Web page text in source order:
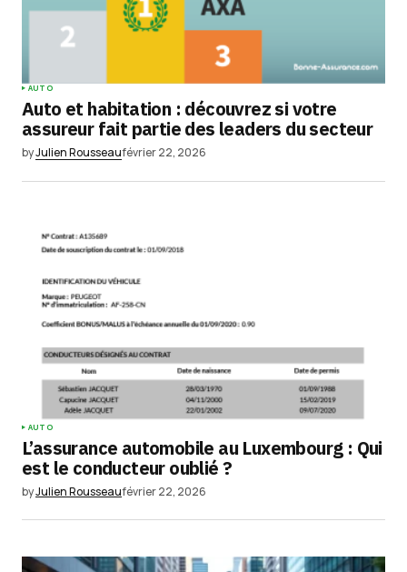
AUTO
Auto et habitation : découvrez si votre
assureur fait partie des leaders du secteur
byJulien Rousseaufévrier 22, 2026
AUTO
L’assurance automobile au Luxembourg : Qui
est le conducteur oublié ?
byJulien Rousseaufévrier 22, 2026